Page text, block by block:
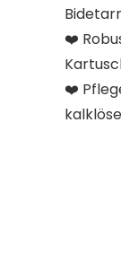
❤️
❤️